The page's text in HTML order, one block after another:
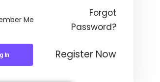
Me
Forgot
Password?
In Register Now